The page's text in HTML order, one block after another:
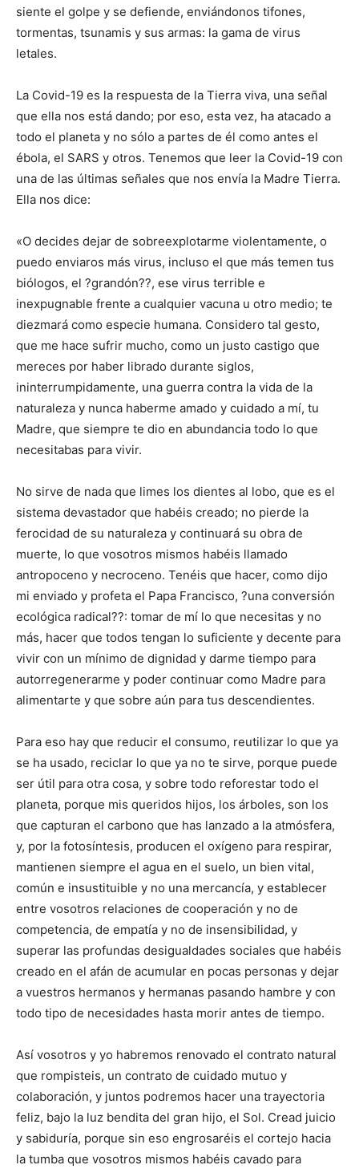
siente el golpe y se defiende, enviándonos tifones,
tormentas, tsunamis y sus armas: la gama de virus
letales.
La Covid-19 es la respuesta de la Tierra viva, una señal
que ella nos está dando; por eso, esta vez, ha atacado a
todo el planeta y no sólo a partes de él como antes el
ébola, el SARS y otros. Tenemos que leer la Covid-19 con
una de las últimas señales que nos envía la Madre Tierra.
Ella nos dice:
«O decides dejar de sobreexplotarme violentamente, o
puedo enviaros más virus, incluso el que más temen tus
biólogos, el ?grandón??, ese virus terrible e
inexpugnable frente a cualquier vacuna u otro medio; te
diezmará como especie humana. Considero tal gesto,
que me hace sufrir mucho, como un justo castigo que
mereces por haber librado durante siglos,
ininterrumpidamente, una guerra contra la vida de la
naturaleza y nunca haberme amado y cuidado a mí, tu
Madre, que siempre te dio en abundancia todo lo que
necesitabas para vivir.
No sirve de nada que limes los dientes al lobo, que es el
sistema devastador que habéis creado; no pierde la
ferocidad de su naturaleza y continuará su obra de
muerte, lo que vosotros mismos habéis llamado
antropoceno y necroceno. Tenéis que hacer, como dijo
mi enviado y profeta el Papa Francisco, ?una conversión
ecológica radical??: tomar de mí lo que necesitas y no
más, hacer que todos tengan lo suficiente y decente para
vivir con un mínimo de dignidad y darme tiempo para
autorregenerarme y poder continuar como Madre para
alimentarte y que sobre aún para tus descendientes.
Para eso hay que reducir el consumo, reutilizar lo que ya
se ha usado, reciclar lo que ya no te sirve, porque puede
ser útil para otra cosa, y sobre todo reforestar todo el
planeta, porque mis queridos hijos, los árboles, son los
que capturan el carbono que has lanzado a la atmósfera,
y, por la fotosíntesis, producen el oxígeno para respirar,
mantienen siempre el agua en el suelo, un bien vital,
común e insustituible y no una mercancía, y establecer
entre vosotros relaciones de cooperación y no de
competencia, de empatía y no de insensibilidad, y
superar las profundas desigualdades sociales que habéis
creado en el afán de acumular en pocas personas y dejar
a vuestros hermanos y hermanas pasando hambre y con
todo tipo de necesidades hasta morir antes de tiempo.
Así vosotros y yo habremos renovado el contrato natural
que rompisteis, un contrato de cuidado mutuo y
colaboración, y juntos podremos hacer una trayectoria
feliz, bajo la luz bendita del gran hijo, el Sol. Cread juicio
y sabiduría, porque sin eso engrosaréis el cortejo hacia
la tumba que vosotros mismos habéis cavado para